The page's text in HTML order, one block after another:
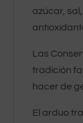
azúcar,
Las
tradición
hacer de
El arduo